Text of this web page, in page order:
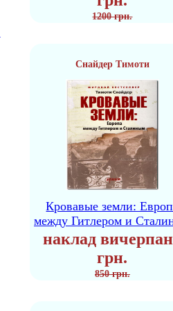
1200 грн.
Снайдер Тимоти
Кровавые земли:
между Гитлером и
наклад
грн.
850 грн.